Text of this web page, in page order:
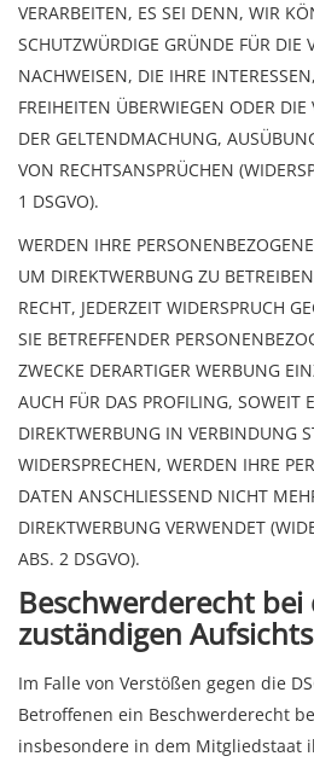
VERARBEITEN, ES SEI DENN, WIR
SCHUTZWÜRDIGE GRÜNDE FÜR DIE
NACHWEISEN, DIE IHRE
FREIHEITEN ÜBERWIEGEN ODER
DER GELTENDMACHUNG,
VON RECHTSANSPRÜCHEN
1 DSGVO).
WERDEN IHRE
UM DIREKTWERBUNG ZU
RECHT, JEDERZEIT WIDERSPRUCH
SIE BETREFFENDER
ZWECKE DERARTIGER WERBUNG
AUCH FÜR DAS PROFILING, SOWEIT
DIREKTWERBUNG IN VERBINDUNG
WIDERSPRECHEN, WERDEN IHRE
DATEN ANSCHLIESSEND NICHT
DIREKTWERBUNG VERWENDET
ABS. 2 DSGVO).
Beschwerde­recht bei
zuständigen
Im Falle von Verstößen gegen die
Betroffenen ein Beschwerderecht
insbesondere in dem Mitgliedstaat